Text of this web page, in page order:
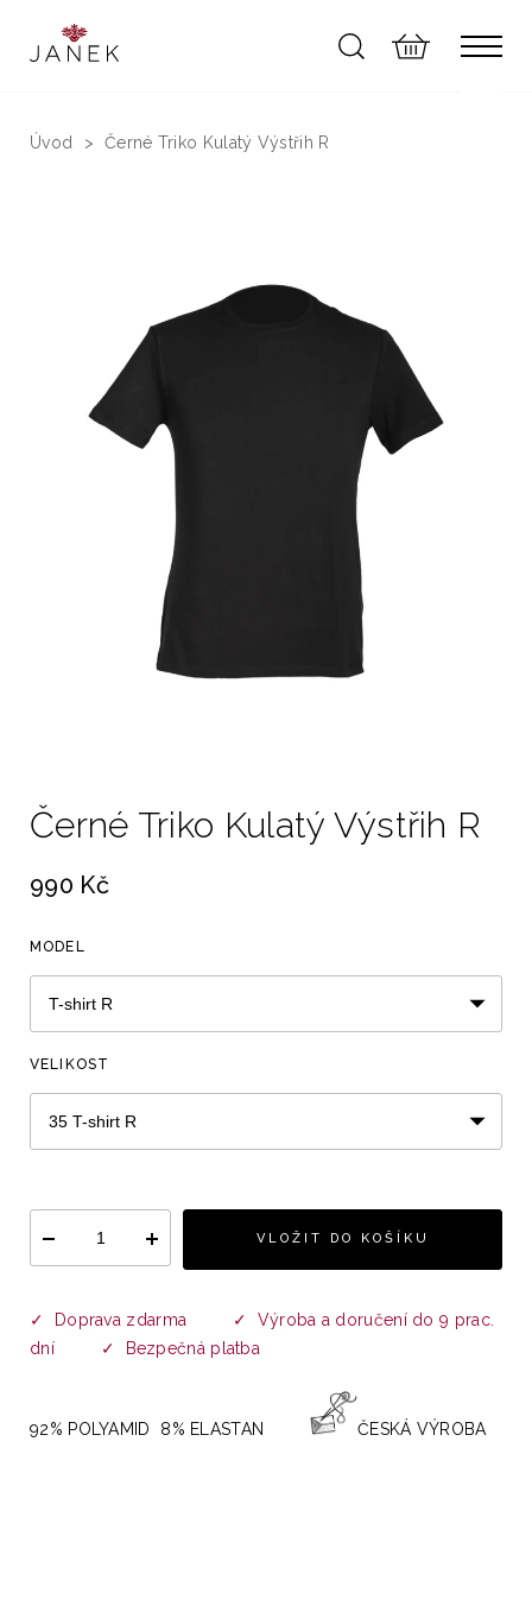
Úvod Černé Triko Kulatý Výstřih R
Černé Triko Kulatý Výstřih R
990 Kč
MODEL
VELIKOST
VLOŽIT DO KOŠÍKU
✓ Doprava zdarma
✓ Výroba a doručení do 9 prac.
dní ✓ Bezpečná platba
92% POLYAMID 8% ELASTAN ČESKÁ VÝROBA